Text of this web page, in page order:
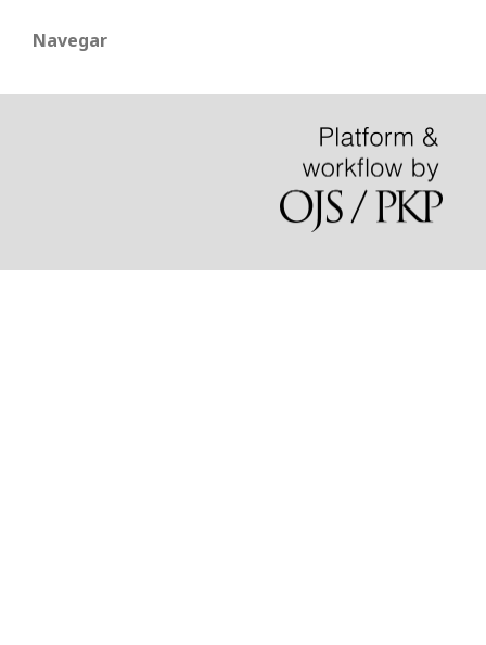
Navegar